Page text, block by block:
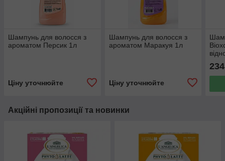
Шампунь для волосся з
ароматом Персик 1л
Ціну уточнюйте
Шампунь для волосся з
ароматом Маракуя 1л
Ціну уточнюйте
Акційні пропозиції та новинки